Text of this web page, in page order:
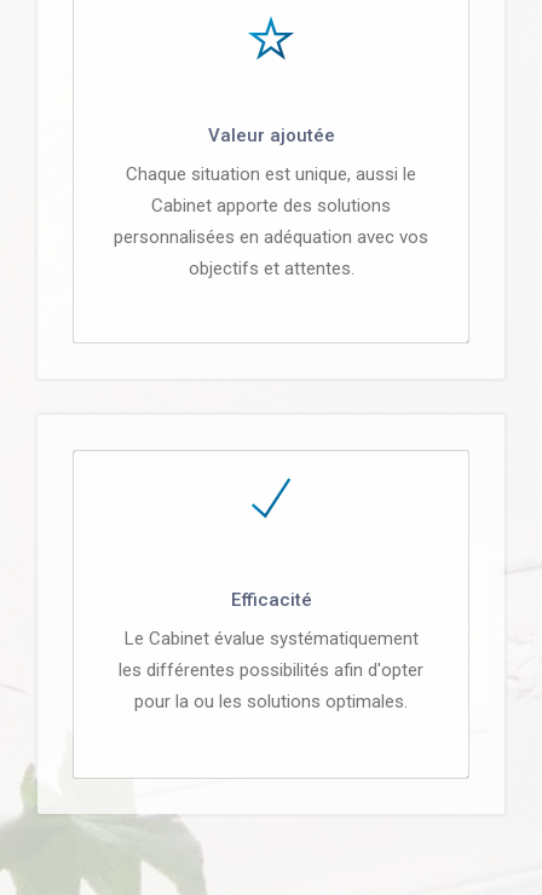
Valeur ajoutée
Chaque situation est unique, aussi le
Cabinet apporte des solutions
personnalisées en adéquation avec vos
objectifs et attentes.
Efficacité
Le Cabinet évalue systématiquement
les différentes possibilités afin d'opter
pour la ou les solutions optimales.